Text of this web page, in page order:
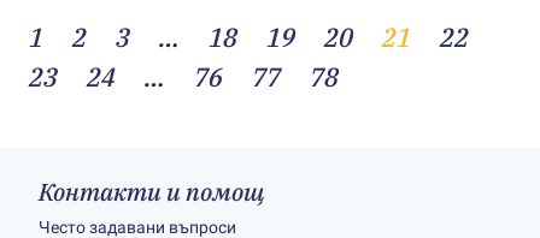
1 2 3 … 18 19 20 21
22
23
24 … 76 77 78
Контакти и помощ
Често задавани въпроси